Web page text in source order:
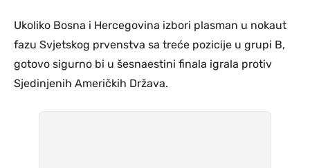
Ukoliko Bosna i Hercegovina izbori plasman u nokaut
fazu Svjetskog prvenstva sa treće pozicije u grupi B,
gotovo sigurno bi u šesnaestini finala igrala protiv
Sjedinjenih Američkih Država.